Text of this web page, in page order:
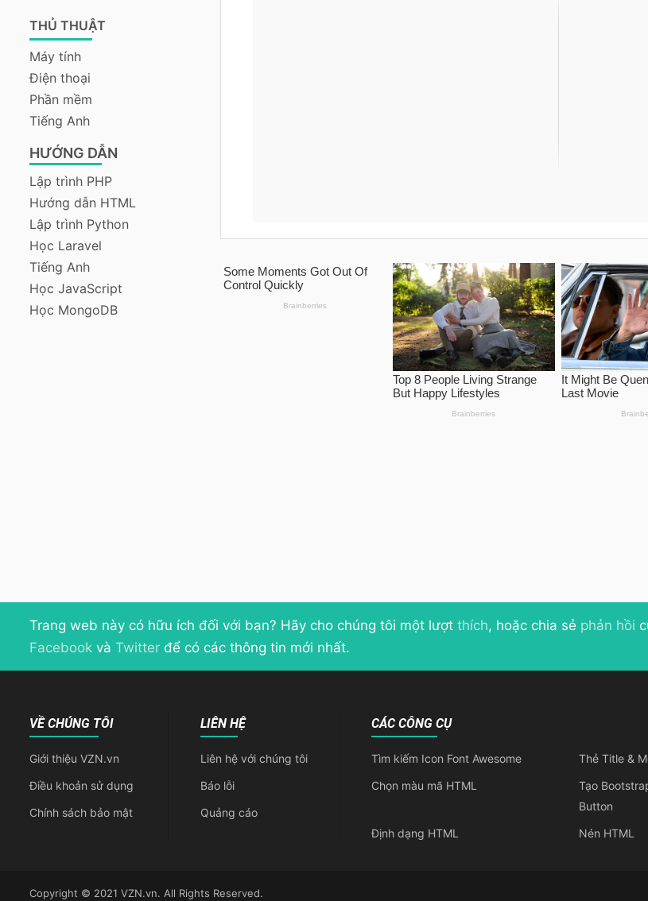
THỦ THUẬT
Máy tính
Điện thoại
Phần mềm
Tiếng Anh
HƯỚNG DẪN
Lập trình PHP
Hướng dẫn HTML
Lập trình Python
Học Laravel
Tiếng Anh
Học JavaScript
Học MongoDB
Trang web này có hữu ích đối với bạn? Hãy cho chúng tôi một lượt thích, hoặc chia sẻ phản hồi
Facebook và Twitter để có các thông tin mới nhất.
VỀ CHÚNG TÔI
Giới thiệu VZN.vn
Điều khoản sử dụng
Chính sách bảo mật
LIÊN HỆ
Liên hệ với chúng tôi
Báo lỗi
Quảng cáo
CÁC CÔNG CỤ
Tìm kiếm Icon Font Awesome
Thẻ Title &
Chọn màu mã HTML
Tạo
Button
Định dạng HTML
Nén HTML
Copyright © 2021 VZN.vn. All Rights Reserved.